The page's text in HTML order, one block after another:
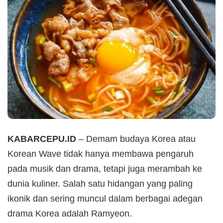
KABARCEPU.ID – Demam budaya Korea atau
Korean Wave tidak hanya membawa pengaruh
pada musik dan drama, tetapi juga merambah ke
dunia kuliner. Salah satu hidangan yang paling
ikonik dan sering muncul dalam berbagai adegan
drama Korea adalah Ramyeon.